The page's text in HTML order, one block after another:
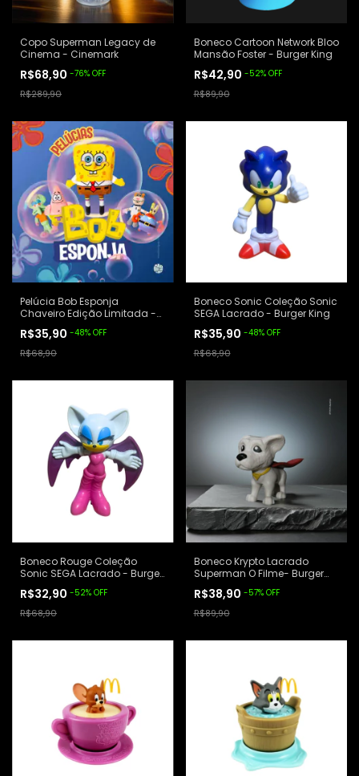
Copo Superman Legacy de
Cinema - Cinemark
R$68,90 -76% OFF
R$289,90
Boneco Cartoon Network Bloo
Mansão Foster - Burger King
R$42,90 -52% OFF
R$89,90
Pelúcia Bob Esponja
Chaveiro Edição Limitada -
R$35,90 -48% OFF
R$68,90
Boneco Sonic Coleção Sonic
SEGA Lacrado - Burger King
R$35,90 -48% OFF
R$68,90
Boneco Rouge Coleção
Sonic SEGA Lacrado - Burger
R$32,90 -52% OFF
R$68,90
Boneco Krypto Lacrado
Superman O Filme- Burger
R$38,90 -57% OFF
R$89,90